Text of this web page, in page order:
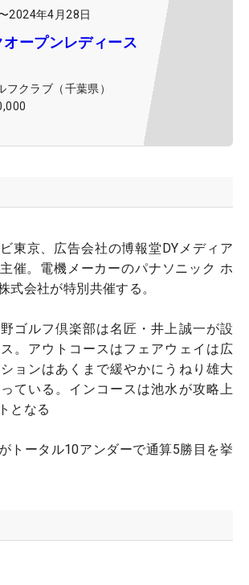
2024年4月28日
ープンレディース
フクラブ（千葉県）
東京、広告会社の博報堂DYメディア
催。電機メーカーのパナソニック ホ
式会社が特別共催する。
ゴルフ倶楽部は名匠・井上誠一が設
。アウトコースはフェアウェイは広
ョンはあくまで緩やかにうねり雄大
ている。インコースは池水が攻略上
となる
トータル10アンダーで通算5勝目を挙